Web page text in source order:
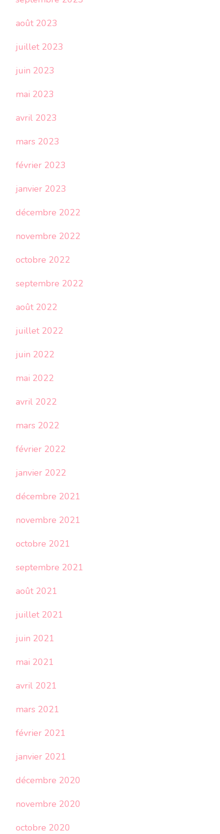
août 2023
juillet 2023
juin 2023
mai 2023
avril 2023
mars 2023
février 2023
janvier 2023
décembre 2022
novembre 2022
octobre 2022
septembre 2022
août 2022
juillet 2022
juin 2022
mai 2022
avril 2022
mars 2022
février 2022
janvier 2022
décembre 2021
novembre 2021
octobre 2021
septembre 2021
août 2021
juillet 2021
juin 2021
mai 2021
avril 2021
mars 2021
février 2021
janvier 2021
décembre 2020
novembre 2020
octobre 2020